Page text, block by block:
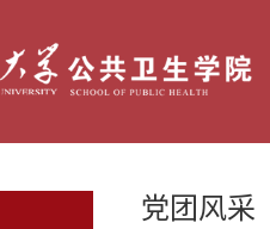
党团风采